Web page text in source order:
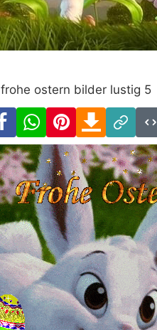
frohe ostern bilder lustig 5
FacebookWhatsAppPinterestDownload
Link